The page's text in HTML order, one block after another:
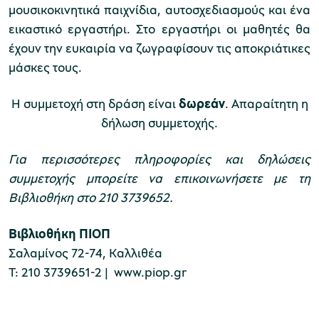
Μουσείο Αργυροτεχνίας
ομάδες
προγράμματα
εισιτήρια
μουσικοκινητικά παιχνίδια, αυτοσχεδιασμούς και ένα
εικαστικό εργαστήρι. Στο εργαστήρι οι μαθητές θα
έχουν την ευκαιρία να ζωγραφίσουν τις αποκριάτικες
μάσκες τους.
Η συμμετοχή στη δράση είναιδωρεάν. Απαραίτητη η
δήλωση συμμετοχής.
Για περισσότερες πληροφορίες και δηλώσεις
συμμετοχής μπορείτε να επικοινωνήσετε με τη
Βιβλιοθήκη στο 210 3739652.
Βιβλιοθήκη ΠΙΟΠ
Σαλαμίνος 72-74, Καλλιθέα
Τ: 210 3739651-2 | www.piop.gr